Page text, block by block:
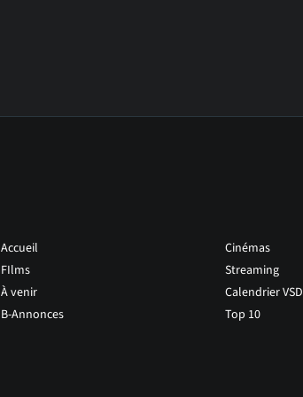
Accueil
FIlms
À venir
B-Annonces
Cinémas
Streaming
Calendrier VSD
Top 10